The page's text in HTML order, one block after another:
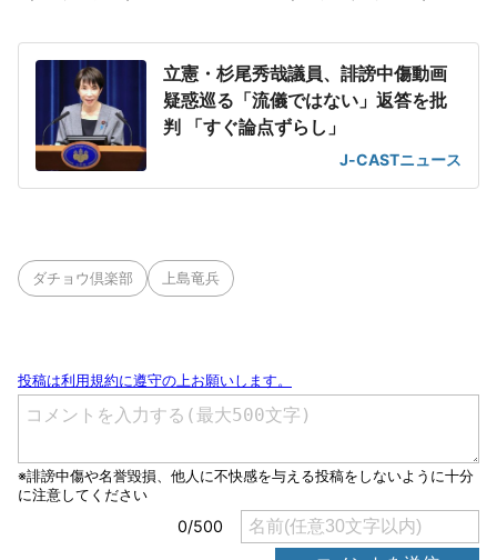
立憲・杉尾秀哉議員、誹謗中傷動画
疑惑巡る「流儀ではない」返答を批
判 「すぐ論点ずらし」
J-CASTニュース
ダチョウ倶楽部 上島竜兵